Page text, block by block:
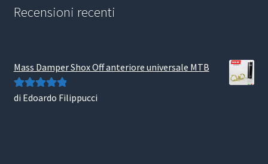
Recensioni recenti
Mass Damper Shox Off anteriore universale MTB
Valutato5su
di Edoardo Filippucci